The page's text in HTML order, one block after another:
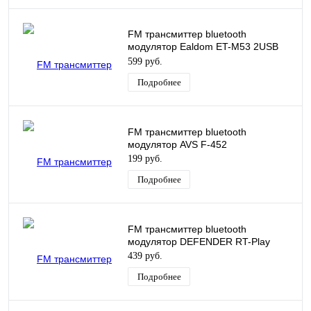
FM трансмиттер bluetooth
модулятор Ealdom ET-M53 2USB
2.4A черный
599 руб.
Подробнее
FM трансмиттер bluetooth
модулятор AVS F-452
199 руб.
Подробнее
FM трансмиттер bluetooth
модулятор DEFENDER RT-Play
439 руб.
Подробнее